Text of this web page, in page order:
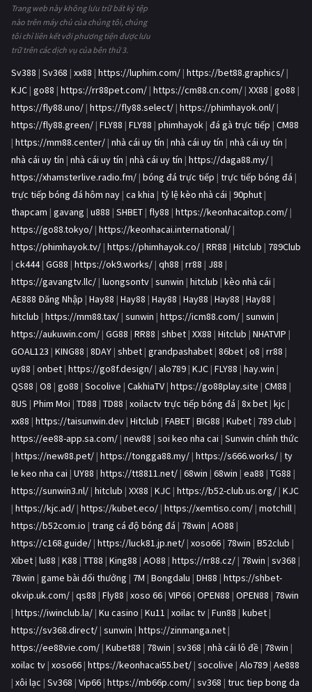
Trang web này không lưu trữ bất kỳ tệp
nào trên máy chủ của chúng tôi, chúng
tôi chỉ liên kết với phương tiện được lưu
trữ trên các dịch vụ của bên thứ 3.
Sv388 | Sv368 | xx88 | https://luphim.com/ | https://bet88.graphics/ |
KJC | go88 | https://rr88pet.com/ | https://cm88.cn.com/ | XX88 | go88 |
https://fly88.uno/ | https://fly88.select/ | https://phimhayok.onl/ |
https://fly88.green/ | FLY88 | FLY88 | phimhayok | đá gà trực tiếp | CM88
| https://mm88.center/ | nhà cái uy tín | nhà cái uy tín | nhà cái uy tín |
nhà cái uy tín | nhà cái uy tín | nhà cái uy tín | https://daga88.my/ |
https://xhamsterlive.radio.fm/ | bóng đá trực tiếp | trực tiếp bóng đá |
trực tiếp bóng đá hôm nay | ca khia | tỷ lệ kèo nhà cái | 90phut |
thapcam | gavang | u888 | SHBET | fly88 | https://keonhacaitop.com/ |
https://go88.tokyo/ | https://keonhacai.international/ |
https://phimhayok.tv/ | https://phimhayok.co/ | RR88 | Hitclub | 789Club
| ck444| GG88 | https://ok9.works/ | qh88 | rr88 | J88 |
https://gavangtv.llc/ | luongsontv | sunwin | hitclub | kèo nhà cái |
AE888 Đăng Nhập | Hay88 | Hay88 | Hay88 | Hay88 | Hay88 | Hay88 |
hitclub | https://mm88.tax/ | sunwin | https://icm88.com/ | sunwin |
https://aukuwin.com/ | GG88 | RR88 | shbet | XX88 | Hitclub | NHATVIP |
GOAL123 | KING88 | 8DAY | shbet | grandpashabet | 86bet | o8 | rr88 |
uy88 | onbet | https://go8f.design/ | alo789 | KJC | FLY88 | hay.win |
QS88 | O8 | go88 | Socolive | CakhiaTV | https://go88play.site | CM88 |
8US | Phim Moi | TD88 | TD88 | xoilactv trực tiếp bóng đá | 8x bet | kjc |
xx88 | https://taisunwin.dev | Hitclub | FABET | BIG88 | Kubet | 789 club |
https://ee88-app.sa.com/ | new88 | soi keo nha cai | Sunwin chính thức
| https://new88.pet/ | https://tongga88.my/ | https://s666.works/ | ty
le keo nha cai | UY88 | https://tt8811.net/ | 68win | 68win | ea88 | TG88 |
https://sunwin3.nl/ | hitclub | XX88 | KJC | https://b52-club.us.org/ | KJC
| https://kjc.ad/ | https://kubet.eco/ | https://xemtiso.com/ | motchill |
https://b52com.io | trang cá độ bóng đá | 78win | AO88 |
https://c168.guide/ | https://luck81.jp.net/ | xoso66 | 78win | B52club |
Xibet | lu88 | K88 | TT88 | King88 | AO88 | https://rr88.cz/ | 78win | sv368 |
78win | game bài đổi thưởng | 7M | Bongdalu | DH88 | https://shbet-
okvip.uk.com/ | qs88 | Fly88 | xoso 66 | VIP66 | OPEN88 | OPEN88 | 78win
| https://iwinclub.la/ | Ku casino | Ku11 | xoilac tv | Fun88 | kubet |
https://sv368.direct/ | sunwin | https://zinmanga.net |
https://ee88vie.com/ | Kubet88 | 78win | sv368 | nhà cái lô đề | 78win |
xoilac tv | xoso66 | https://keonhacai55.bet/ | socolive | Alo789 | Ae888
| xôi lạc | Sv368 | Vip66 | https://mb66p.com/ | sv368 | truc tiep bong da